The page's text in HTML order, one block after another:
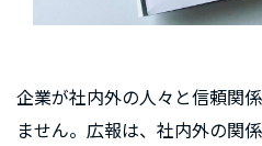
企業が社内外の人々と信頼関
ません。広報は、社内外の関